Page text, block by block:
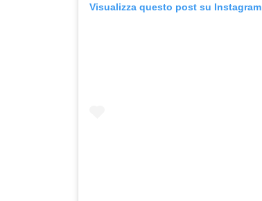
Visualizza questo post su Instagram